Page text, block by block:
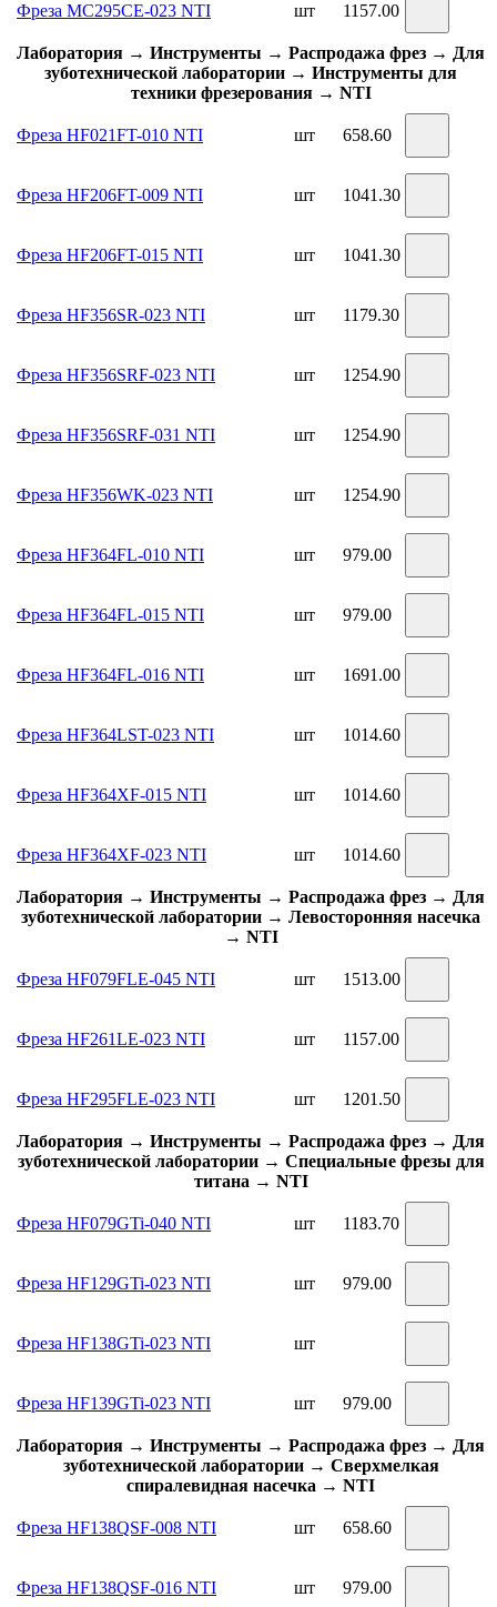
Фреза MC295CE-023 NTI шт 1157.00
Лаборатория → Инструменты → Распродажа фрез → Для
зуботехнической лаборатории → Инструменты для
техники фрезерования → NTI
Фреза HF021FT-010 NTI шт 658.60
Фреза HF206FT-009 NTI шт 1041.30
Фреза HF206FT-015 NTI шт 1041.30
Фреза HF356SR-023 NTI шт 1179.30
Фреза HF356SRF-023 NTI шт 1254.90
Фреза HF356SRF-031 NTI шт 1254.90
Фреза HF356WK-023 NTI шт 1254.90
Фреза HF364FL-010 NTI шт 979.00
Фреза HF364FL-015 NTI шт 979.00
Фреза HF364FL-016 NTI шт 1691.00
Фреза HF364LST-023 NTI шт 1014.60
Фреза HF364XF-015 NTI шт 1014.60
Фреза HF364XF-023 NTI шт 1014.60
Лаборатория → Инструменты → Распродажа фрез → Для
зуботехнической лаборатории → Левосторонняя насечка
→ NTI
Фреза HF079FLE-045 NTI шт 1513.00
Фреза HF261LE-023 NTI шт 1157.00
Фреза HF295FLE-023 NTI шт 1201.50
Лаборатория → Инструменты → Распродажа фрез → Для
зуботехнической лаборатории → Специальные фрезы для
титана → NTI
Фреза HF079GTi-040 NTI шт 1183.70
Фреза HF129GTi-023 NTI шт 979.00
Фреза HF138GTi-023 NTI шт
Фреза HF139GTi-023 NTI шт 979.00
Лаборатория → Инструменты → Распродажа фрез → Для
зуботехнической лаборатории → Сверхмелкая
спиралевидная насечка → NTI
Фреза HF138QSF-008 NTI шт 658.60
Фреза HF138QSF-016 NTI шт 979.00